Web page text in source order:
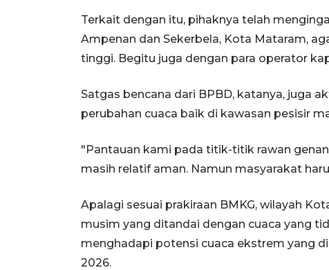
Terkait dengan itu, pihaknya telah
Ampenan dan Sekerbela, Kota Mataram,
tinggi. Begitu juga dengan para operator
Satgas bencana dari BPBD, katanya, juga
perubahan cuaca baik di kawasan pesisir
"Pantauan kami pada titik-titik rawan
masih relatif aman. Namun masyarakat
Apalagi sesuai prakiraan BMKG, wilayah
musim yang ditandai dengan cuaca yang
menghadapi potensi cuaca ekstrem yang
2026.